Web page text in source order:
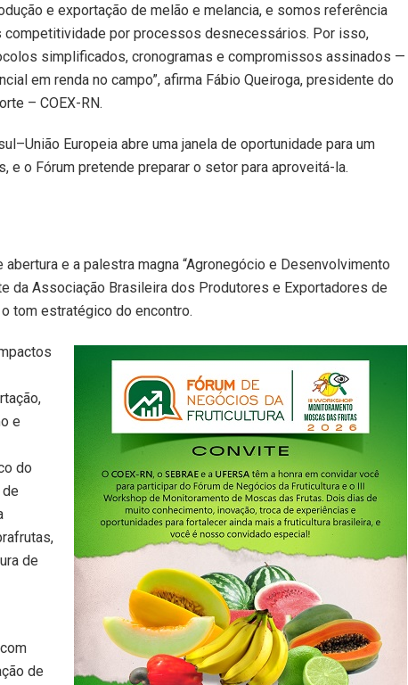
e exportação de melão e melancia, e somos referência
competitividade por processos desnecessários. Por isso,
simplificados, cronogramas e compromissos assinados —
em renda no campo”, afirma Fábio Queiroga, presidente do
– COEX-RN.
Europeia abre uma janela de oportunidade para um
e o Fórum pretende preparar o setor para aproveitá-la.
e a palestra magna “Agronegócio e Desenvolvimento
da Associação Brasileira dos Produtores e Exportadores de
tom estratégico do encontro.
e
do
de
de